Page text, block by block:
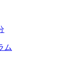
ム